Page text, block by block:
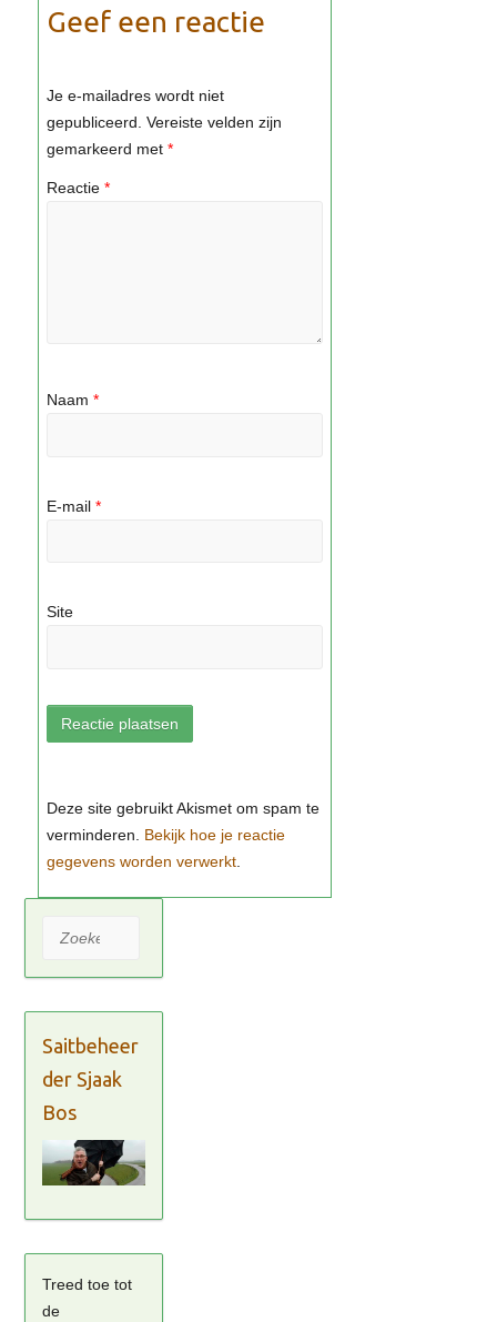
Geef een reactie
Je e-mailadres wordt niet
gepubliceerd. Vereiste velden zijn
gemarkeerd met *
Reactie *
Naam *
E-mail *
Site
Bekijk hoe je reactie
gegevens worden verwerkt
Zoeken
Saitbeheer
der Sjaak
Bos
Treed toe tot
de